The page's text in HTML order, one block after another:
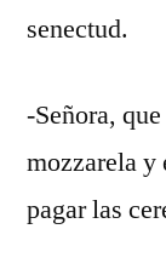
senectud.
-Señora,
mozzarela y
pagar las